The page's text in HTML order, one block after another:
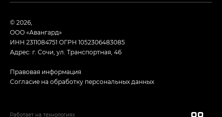
© 2026,
ООО «Авангард»
ИНН 2311084751 ОГРН 1052306483085
Адрес: г. Сочи, ул. Транспортная, 46
Правовая информация
Согласие на обработку персональных данных
Работает на технологиях